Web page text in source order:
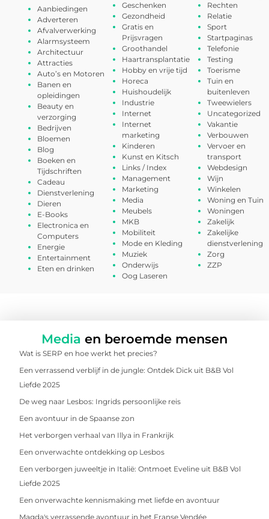
Aanbiedingen
Adverteren
Afvalverwerking
Alarmsysteem
Architectuur
Attracties
Auto’s en Motoren
Banen en
opleidingen
Beauty en
verzorging
Bedrijven
Bloemen
Blog
Boeken en
Tijdschriften
Cadeau
Dienstverlening
Dieren
E-Books
Electronica en
Computers
Energie
Entertainment
Eten en drinken
Geschenken
Gezondheid
Gratis en
Prijsvragen
Groothandel
Haartransplantatie
Hobby en vrije tijd
Horeca
Huishoudelijk
Industrie
Internet
Internet
marketing
Kinderen
Kunst en Kitsch
Links / Index
Management
Marketing
Media
Meubels
MKB
Mobiliteit
Mode en Kleding
Muziek
Onderwijs
Oog Laseren
Rechten
Relatie
Sport
Startpaginas
Telefonie
Testing
Toerisme
Tuin en
buitenleven
Tweewielers
Uncategorized
Vakantie
Verbouwen
Vervoer en
transport
Webdesign
Wijn
Winkelen
Woning en Tuin
Woningen
Zakelijk
Zakelijke
dienstverlening
Zorg
ZZP
Media en beroemde mensen
Wat is SERP en hoe werkt het precies?
Een verrassend verblijf in de jungle: Ontdek Dick uit B&B Vol
Liefde 2025
De weg naar Lesbos: Ingrids persoonlijke reis
Een avontuur in de Spaanse zon
Het verborgen verhaal van Illya in Frankrijk
Een onverwachte ontdekking op Lesbos
Een verborgen juweeltje in Italië: Ontmoet Eveline uit B&B Vol
Liefde 2025
Een onverwachte kennismaking met liefde en avontuur
Magda's verrassende avontuur in het Franse Vendée